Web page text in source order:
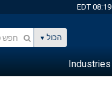
08:19 EDT
הכול
Industries